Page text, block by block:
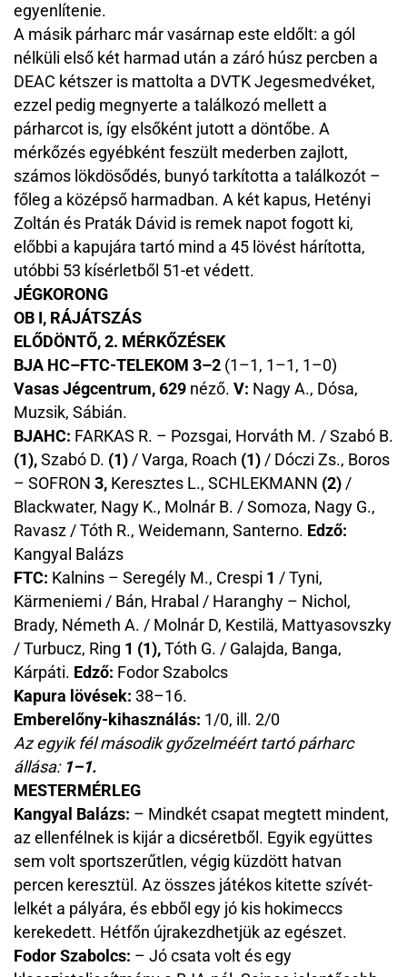
egyenlítenie.
A másik párharc már vasárnap este eldőlt: a gól
nélküli első két harmad után a záró húsz percben a
DEAC kétszer is mattolta a DVTK Jegesmedvéket,
ezzel pedig megnyerte a találkozó mellett a
párharcot is, így elsőként jutott a döntőbe. A
mérkőzés egyébként feszült mederben zajlott,
számos lökdösődés, bunyó tarkította a találkozót –
főleg a középső harmadban. A két kapus, Hetényi
Zoltán és Praták Dávid is remek napot fogott ki,
előbbi a kapujára tartó mind a 45 lövést hárította,
utóbbi 53 kísérletből 51-et védett.
JÉGKORONG
OB I, RÁJÁTSZÁS
ELŐDÖNTŐ, 2. MÉRKŐZÉSEK
BJA HC–FTC-TELEKOM 3–2 (1–1, 1–1, 1–0)
Vasas Jégcentrum, 629 néző. V: Nagy A., Dósa,
Muzsik, Sábián.
BJAHC: FARKAS R. – Pozsgai, Horváth M. / Szabó B.
(1),Szabó D. (1)/ Varga, Roach (1)/ Dóczi Zs., Boros
– SOFRON 3, Keresztes L., SCHLEKMANN (2)/
Blackwater, Nagy K., Molnár B. / Somoza, Nagy G.,
Ravasz / Tóth R., Weidemann, Santerno. Edző:
Kangyal Balázs
FTC: Kalnins – Seregély M., Crespi 1 / Tyni,
Kärmeniemi / Bán, Hrabal / Haranghy – Nichol,
Brady, Németh A. / Molnár D, Kestilä, Mattyasovszky
/ Turbucz, Ring 1 (1),Tóth G. / Galajda, Banga,
Kárpáti. Edző: Fodor Szabolcs
Kapura lövések: 38–16.
Emberelőny-kihasználás: 1/0, ill. 2/0
Az egyik fél második győzelméért tartó párharc
állása: 1–1.
MESTERMÉRLEG
Kangyal Balázs: – Mindkét csapat megtett mindent,
az ellenfélnek is kijár a dicséretből. Egyik együttes
sem volt sportszerűtlen, végig küzdött hatvan
percen keresztül. Az összes játékos kitette szívét-
lelkét a pályára, és ebből egy jó kis hokimeccs
kerekedett. Hétfőn újrakezdhetjük az egészet.
Fodor Szabolcs: – Jó csata volt és egy